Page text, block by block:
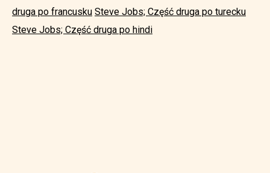
druga po francusku Steve Jobs; Część druga po turecku
Steve Jobs; Część druga po hindi